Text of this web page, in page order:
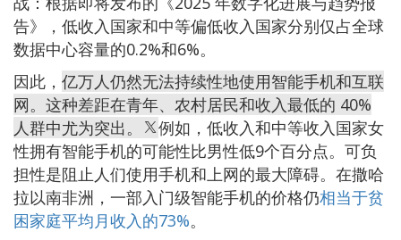
告》，低收入国家和中等偏低收入国家分别仅占全球
数据中心容量的0.2%和6%。
因此， 亿万人仍然无法持续性地使用智能手机和互联
网。这种差距在青年、农村居民和收入最低的 40%
人群中尤为突出。
例如，低收入和中等收入国家女
性拥有智能手机的可能性比男性低9个百分点。可负
担性是阻止人们使用手机和上网的最大障碍。在撒哈
拉以南非洲，一部入门级智能手机的价格仍相当于贫
困家庭平均月收入的73%。